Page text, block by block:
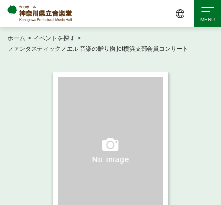
ホーム > イベントを探す >
ファンタスティックノエル 音楽の贈り物 jet横浜支部会員コンサート